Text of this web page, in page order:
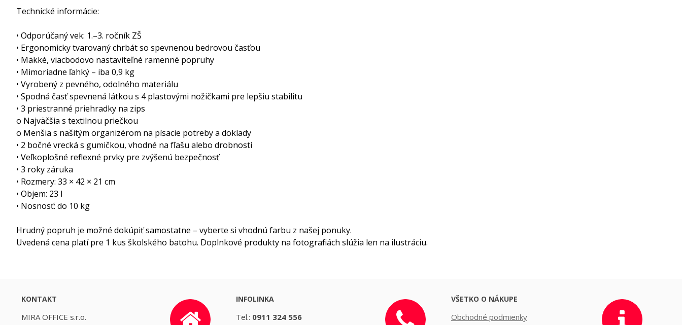
Technické informácie:
• Odporúčaný vek: 1.–3. ročník ZŠ
• Ergonomicky tvarovaný chrbát so spevnenou bedrovou časťou
• Mäkké, viacbodovo nastaviteľné ramenné popruhy
• Mimoriadne ľahký – iba 0,9 kg
• Vyrobený z pevného, odolného materiálu
• Spodná časť spevnená látkou s 4 plastovými nožičkami pre lepšiu stabilitu
• 3 priestranné priehradky na zips
o Najväčšia s textilnou priečkou
o Menšia s našitým organizérom na písacie potreby a doklady
• 2 bočné vrecká s gumičkou, vhodné na fľašu alebo drobnosti
• Veľkoplošné reflexné prvky pre zvýšenú bezpečnosť
• 3 roky záruka
• Rozmery: 33 × 42 × 21 cm
• Objem: 23 l
• Nosnosť: do 10 kg
Hrudný popruh je možné dokúpiť samostatne – vyberte si vhodnú farbu z našej ponuky.
Uvedená cena platí pre 1 kus školského batohu. Doplnkové produkty na fotografiách slúžia len na ilustráciu.
KONTAKT
MIRA OFFICE s.r.o.
INFOLINKA
Tel.: 0911 324 556
VŠETKO O NÁKUPE
Obchodné podmienky